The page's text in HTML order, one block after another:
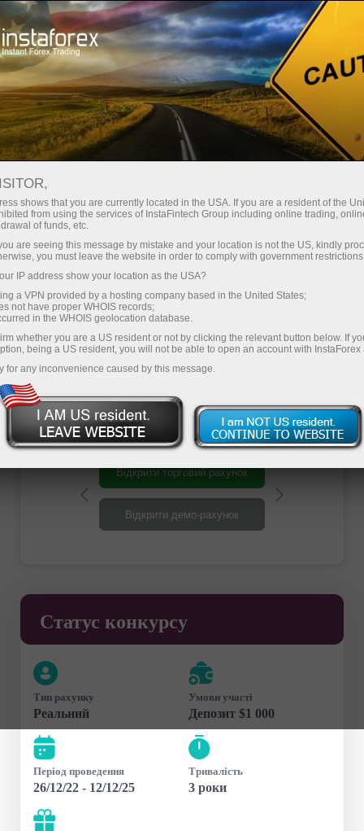
Промоакції Конкурси Велика п'ятірка
У Великій п'ятірці призи
Яка ваша мрія – найзаповітніша?
Ми готові виконати її!
ІнстаФорекс зібрала всі бажання клієнтів
воєдино та приготувала конкурс Велика
п'ятірка, де подарунки вибираєте ви! У
нашому меню призів ви знайдете безліч
автомобілів преміум-класу та гроші на
покупку мрії. Чи готові вибрати свій
Відкрити торговий рахунок
Відкрити демо-рахунок
Статус конкурсу
Тип рахунку
Реальний
Умови участі
Депозит $1 000
Період проведення
26/12/22 - 12/12/25
Тривалість
3 роки
shows that you are currently located in the USA. If you are a resident of the
from using the services of InstaFintech Group including online trading,
of funds, etc.
are seeing this message by mistake and your location is not the US, kindly
you must leave the website in order to comply with government
IP address show your location as the USA?
a VPN provided by a hosting company based in the United States;
not have proper WHOIS records;
in the WHOIS geolocation database.
whether you are a US resident or not by clicking the relevant button below. If
being a US resident, you will not be able to open an account with InstaForex
for any inconvenience caused by this message.